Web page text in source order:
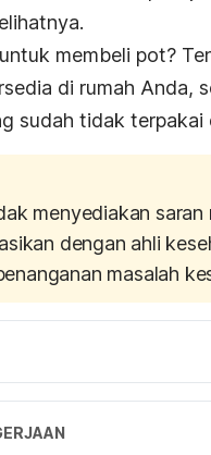
membeli pot?
di rumah Anda,
sudah tidak terpakai
menyediakan
dengan ahli
masalah
for Health: A Meta